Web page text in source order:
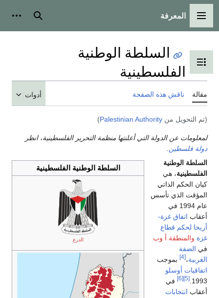
القائمة الرئيسية
المعرفة بحث
تبديل عرض جدول المحتويات
السلطة الوطنية
الفلسطينية
مقالة ناقش هذه الصفحة أدوات
(تم التحويل من Palestinian Authority
)
لمعلومات عن الدولة التي أعلنتها منظمة التحرير الفلسطينية، انظر
دولة فلسطين
السلطة الوطنية الفلسطينية
الدرع
السلطة الوطنية
الفلسطينية، هي
كيان الحكم الذاتي
المؤقت الذي تأسس
عام 1994 في
أعقاب اتفاق غزة-
أريحا لحكم قطاع
غزة والمنطقة أ وب
في الضفة
الغربية،[4]
بموجب
اتفاقيات أوسلو
1993.
[5]
[6]
في
أعقاب انتخابات